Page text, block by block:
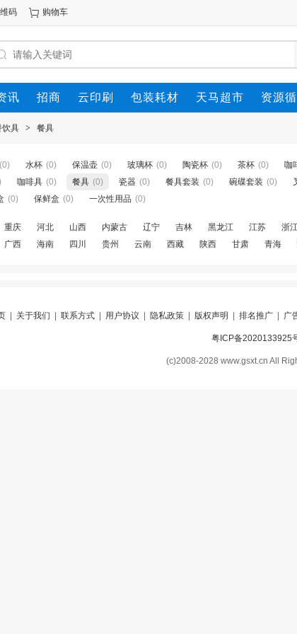
码 购物车
讯 招商 云印刷 包装耗材 天马超市 资源
饮具 > 餐具
(0) 水杯 (0) 保温壶 (0) 玻璃杯 (0) 陶瓷杯 (0) 茶杯 (0) 咖
咖啡具 (0) 餐具 (0) 瓷器 (0) 餐具套装 (0) 碗碟套装 (0)
(0) 保鲜盒 (0) 一次性用品 (0)
重庆 河北 山西 内蒙古 辽宁 吉林 黑龙江 江苏 浙
广西 海南 四川 贵州 云南 西藏 陕西 甘肃 青海
关于我们 联系方式 用户协议 隐私政策 版权声明 排名推广 广
粤ICP备2020133925
(c)2008-2028 www.gsxt.cn All